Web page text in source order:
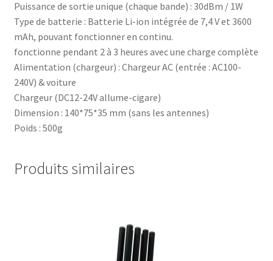
Car
GPS
Tracker
Signal
Jammer
Puissance de sortie unique (chaque bande) : 30dBm / 1W
Type de batterie : Batterie Li-ion intégrée de 7,4 V et 3600
mAh, pouvant fonctionner en continu.
fonctionne pendant 2 à 3 heures avec une charge complète
Alimentation (chargeur) : Chargeur AC (entrée : AC100-
240V) & voiture
Chargeur (DC12-24V allume-cigare)
Dimension : 140*75*35 mm (sans les antennes)
Poids : 500g
Produits similaires